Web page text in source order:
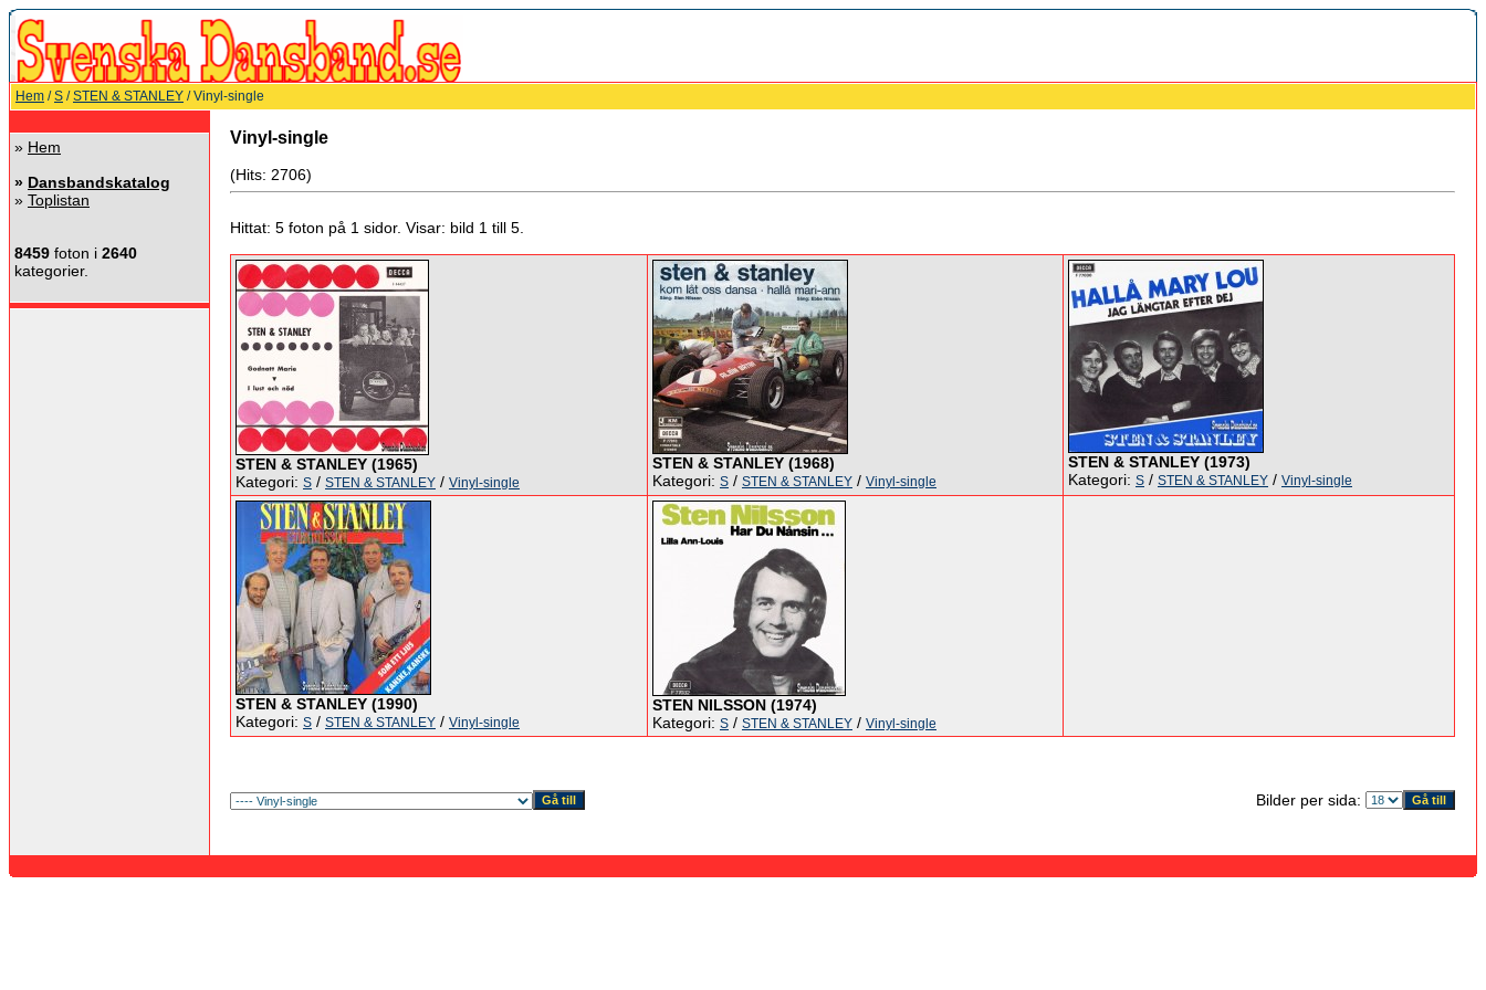
Hem /S /STEN & STANLEY / Vinyl-single
» Hem
» Dansbandskatalog
» Toplistan
8459 foton i 2640
kategorier.
Vinyl-single
(Hits: 2706)
Hittat: 5 foton på 1 sidor. Visar: bild 1 till 5.
STEN & STANLEY (1965)
Kategori: S / STEN & STANLEY / Vinyl-single
STEN & STANLEY (1968)
Kategori: S / STEN & STANLEY / Vinyl-single
STEN & STANLEY (1973)
Kategori: S / STEN & STANLEY / Vinyl-single
STEN & STANLEY (1990)
Kategori: S / STEN & STANLEY / Vinyl-single
STEN NILSSON (1974)
Kategori: S / STEN & STANLEY / Vinyl-single
Bilder per sida: